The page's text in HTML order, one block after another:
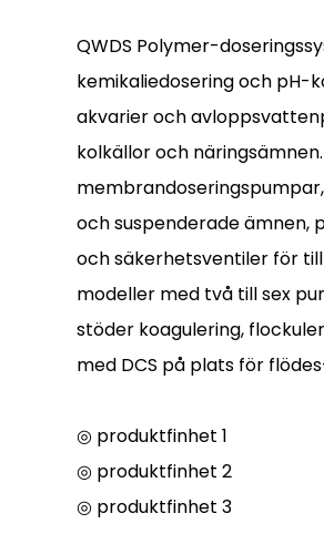
QWDS Polymer-
kemikaliedosering och pH-
akvarier och
kolkällor och
och suspenderade ämnen,
och säkerhetsventiler för
modeller med två till sex
stöder koagulering,
med DCS på plats för
◎ produktfinhet 1
◎ produktfinhet 2
◎ produktfinhet 3